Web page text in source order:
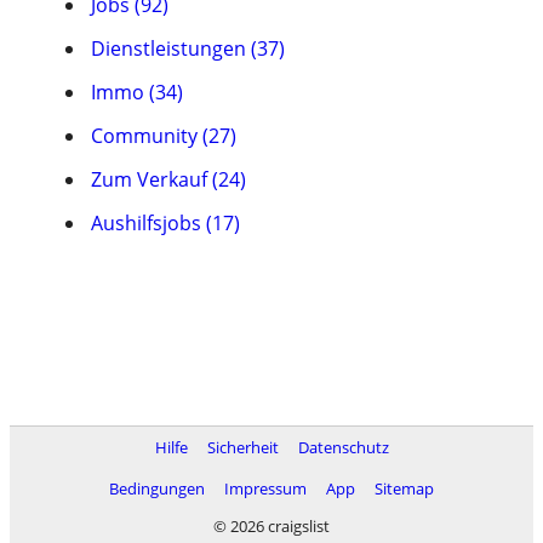
Dienstleistungen (37)
Immo (34)
Community (27)
Zum Verkauf (24)
Aushilfsjobs (17)
Hilfe Sicherheit
Datenschutz
Bedingungen
Impressum App
Sitemap
© 2026 craigslist